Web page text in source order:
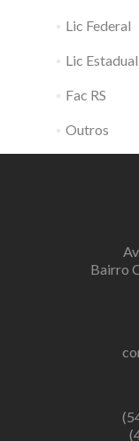
Lic Federal
Lic Estadual
Fac RS
Outros
Bairro